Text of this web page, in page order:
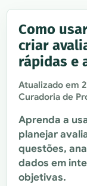
Como
criar
rápidas e
Atualizado em
Curadoria de
Aprenda a
planejar
questões,
dados em
objetivas.